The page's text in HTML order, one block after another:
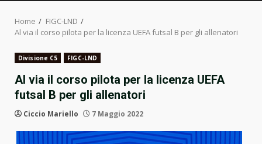
MENU
Home
FIGC-LND
Al via il corso pilota per la licenza UEFA futsal B per gli allenatori
Divisione C5 FIGC-LND
Al via il corso pilota per la licenza UEFA
futsal B per gli allenatori
Ciccio Mariello 7 Maggio 2022